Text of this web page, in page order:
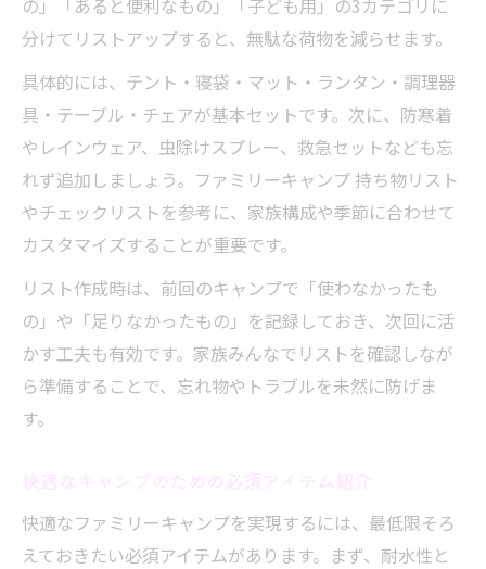
の」「あると便利なもの」「子ども用」の3カテゴリに
分けてリストアップすると、無駄な荷物を減らせます。
具体的には、テント・寝袋・マット・ランタン・調理器
具・テーブル・チェアが基本セットです。次に、防寒着
やレインウェア、虫除けスプレー、救急セットなども忘
れず追加しましょう。ファミリーキャンプ 持ち物リスト
やチェックリストを参考に、家族構成や季節に合わせて
カスタマイズすることが重要です。
リスト作成時は、前回のキャンプで「使わなかったも
の」や「足りなかったもの」を記録しておき、次回に活
かす工夫も有効です。家族みんなでリストを確認しなが
ら準備することで、忘れ物やトラブルを未然に防げま
す。
快適なファミリーキャンプを実現するには、最低限そろ
えておきたい必須アイテムがあります。まず、耐水性と